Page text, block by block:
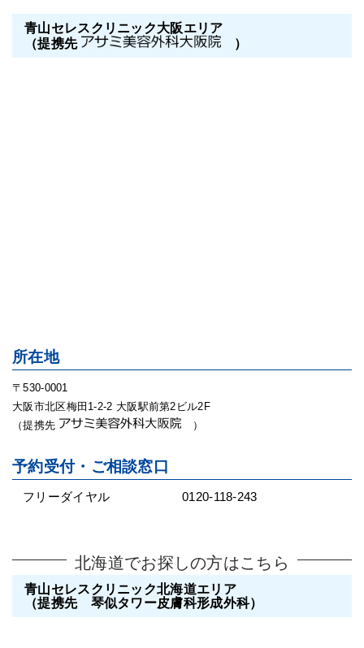
青山セレスクリニック大阪エリア
（提携先
）
所在地
〒530-0001
大阪市北区梅田1-2-2 大阪駅前第2ビル2F
（提携先
）
予約受付・ご相談窓口
フリーダイヤル 0120-118-243
北海道でお探しの方はこちら
青山セレスクリニック北海道エリア
（提携先 琴似タワー皮膚科形成外科）